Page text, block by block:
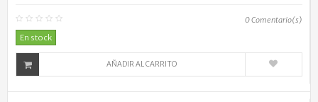
0Comentario(s)
En stock
AÑADIR AL CARRITO